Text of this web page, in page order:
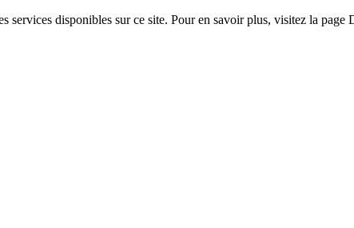
disponibles sur ce site. Pour en savoir plus, visitez la page